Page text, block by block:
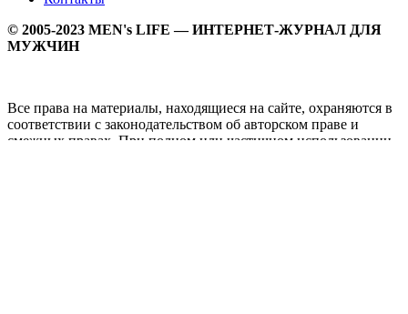
© 2005-2023 MEN's LIFE — ИНТЕРНЕТ-ЖУРНАЛ ДЛЯ
МУЖЧИН
Все права на материалы, находящиеся на сайте, охраняются в
соответствии с законодательством об авторском праве и
смежных правах. При полном или частичном использовании